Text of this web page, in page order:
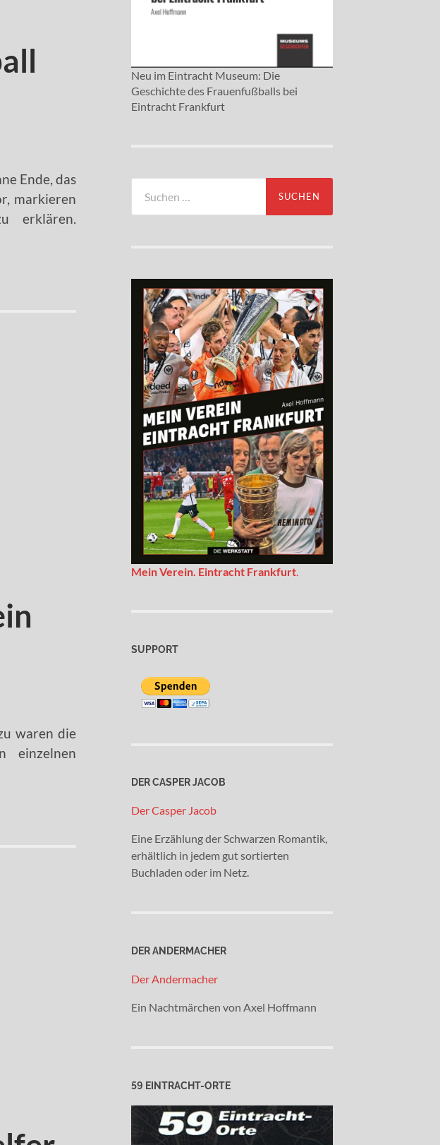
Ende, das
markieren
erklären.
waren die
einzelnen
Neu im Eintracht Museum: Die
Geschichte des Frauenfußballs bei
Eintracht Frankfurt
nach:
Mein Verein. Eintracht Frankfurt.
SUPPORT
DER CASPER JACOB
Der Casper Jacob
Eine Erzählung der Schwarzen Romantik,
erhältlich in jedem gut sortierten
Buchladen oder im Netz.
DER ANDERMACHER
Der Andermacher
Ein Nachtmärchen von Axel Hoffmann
59 EINTRACHT-ORTE